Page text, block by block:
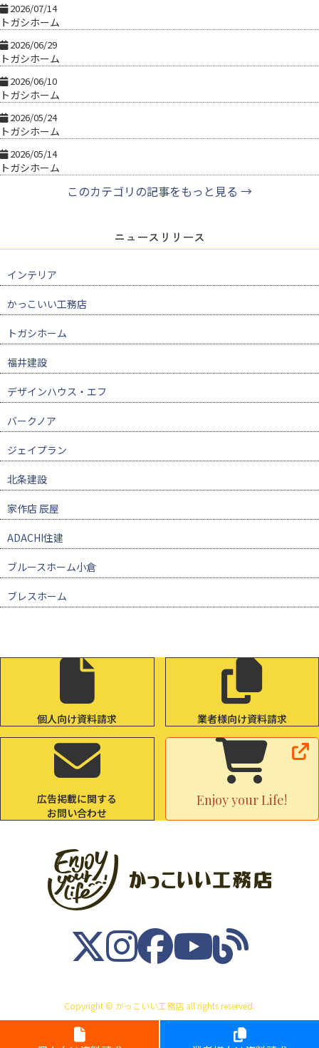
2026/07/14
トガシホーム
2026/06/29
トガシホーム
2026/06/10
トガシホーム
2026/05/24
トガシホーム
2026/05/14
トガシホーム
このカテゴリの記事をもっと見る →
ニュースリリース
インテリア
かっこいい工務店
トガシホーム
福井建設
デザインハウス・エフ
バークノア
ジェイプラン
北条建設
家作店 辰屋
ADACHI住建
ブルースホーム小倉
ブレスホーム
個人向け資料請求 業者様向け資料請求
広告掲載に関する
お問い合わせ
Enjoy your Life!
Copyright © かっこいい工務店 all rights reserved.